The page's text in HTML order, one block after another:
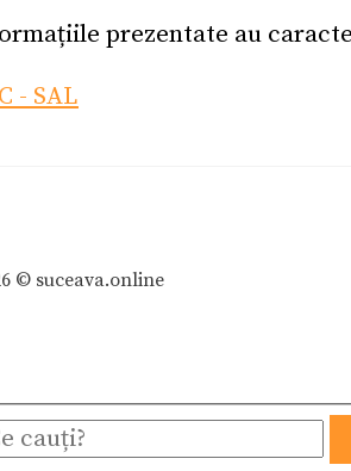
prezentate au
© suceava.online